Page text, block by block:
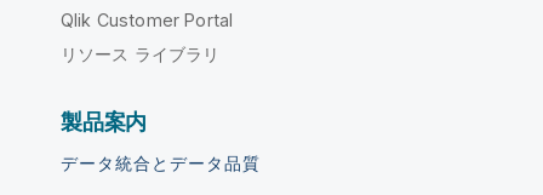
Qlik Customer Portal
リソース ライブラリ
製品案内
データ統合とデータ品質